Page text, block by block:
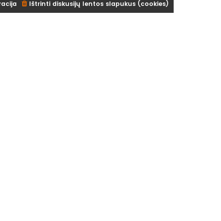
Ištrinti diskusijų lentos slapukus (cookies)